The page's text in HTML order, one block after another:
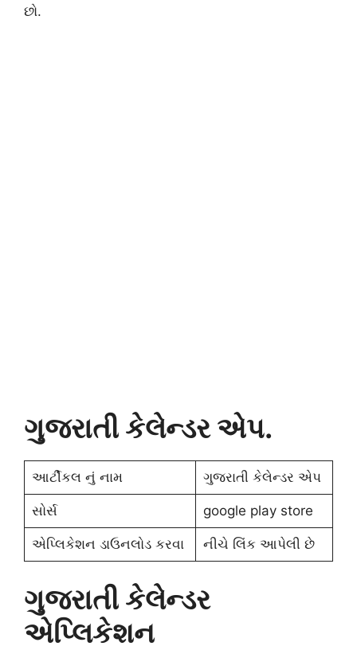
છો.
ગુજરાતી કેલેન્ડર એપ.
આર્ટીકલ નું નામ ગુજરાતી કેલેન્ડર એપ
સોર્સ google play store
એપ્લિકેશન ડાઉનલોડ કરવા નીચે લિંક આપેલી છે
ગુજરાતી કેલેન્ડર
એપ્લિકેશન